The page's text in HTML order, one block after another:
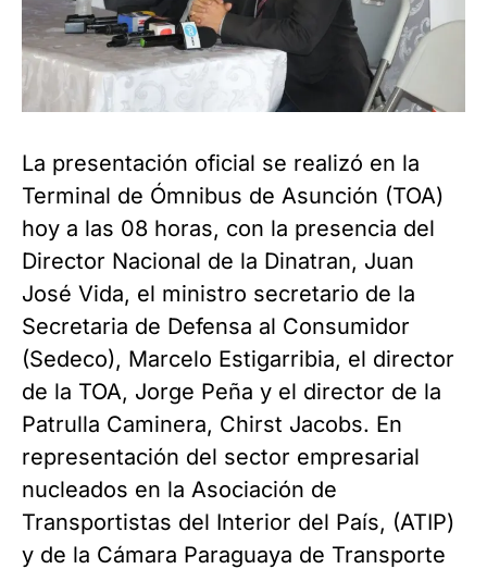
La presentación oficial se realizó en la
Terminal de Ómnibus de Asunción (TOA)
hoy a las 08 horas, con la presencia del
Director Nacional de la Dinatran, Juan
José Vida, el ministro secretario de la
Secretaria de Defensa al Consumidor
(Sedeco), Marcelo Estigarribia, el director
de la TOA, Jorge Peña y el director de la
Patrulla Caminera, Chirst Jacobs. En
representación del sector empresarial
nucleados en la Asociación de
Transportistas del Interior del País, (ATIP)
y de la Cámara Paraguaya de Transporte